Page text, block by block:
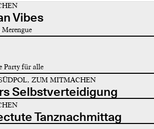
Vibes
Party für alle
ZUM MITMACHEN
Selbstverteidigung
Tanznachmittag